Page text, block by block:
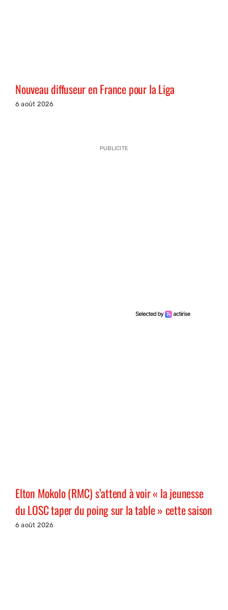
Nouveau diffuseur en France pour la Liga
6 août 2026
PUBLICITE
Elton Mokolo (RMC) s’attend à voir « la jeunesse
du LOSC taper du poing sur la table » cette saison
6 août 2026